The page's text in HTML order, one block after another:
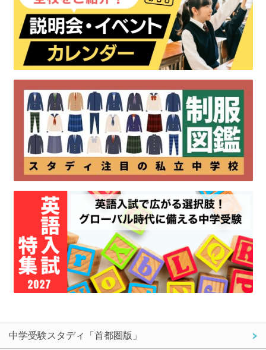
中学受験スタディ「首都圏版」